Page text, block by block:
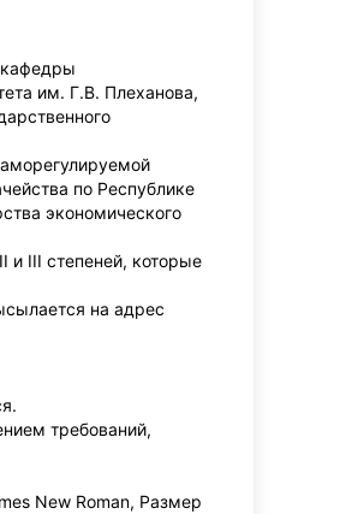
кафедры
им. Г.В. Плеханова,
по Республике
экономического
и III степеней, которые
на адрес
требований,
New Roman, Размер